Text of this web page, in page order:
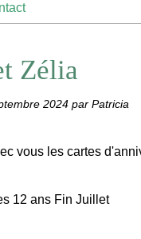
Zélia
2024 par Patricia
vous les cartes
12 ans Fin Juillet